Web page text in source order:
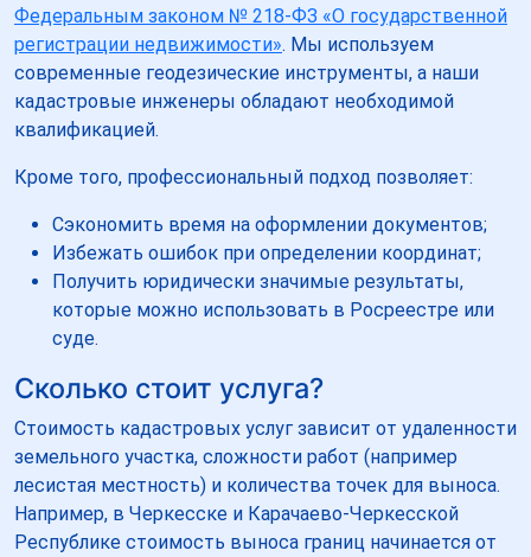
Федеральным законом № 218-ФЗ «О государственной
регистрации недвижимости». Мы используем
современные геодезические инструменты, а наши
кадастровые инженеры обладают необходимой
квалификацией.
Кроме того, профессиональный подход позволяет:
Сэкономить время на оформлении документов;
Избежать ошибок при определении координат;
Получить юридически значимые результаты,
которые можно использовать в Росреестре или
суде.
Сколько стоит услуга?
Стоимость кадастровых услуг зависит от удаленности
земельного участка, сложности работ (например
лесистая местность) и количества точек для выноса.
Например, в Черкесске и Карачаево-Черкесской
Республике стоимость выноса границ начинается от